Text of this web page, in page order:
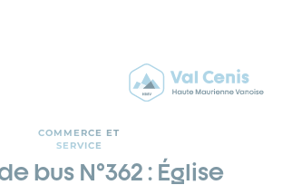
COMMERCE ET
SERVICE
bus N°362 : Église